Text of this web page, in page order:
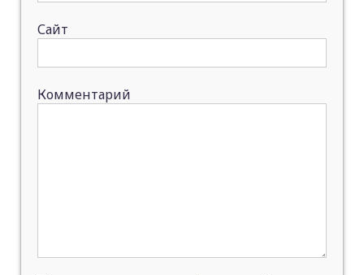
Сайт
Комментарий